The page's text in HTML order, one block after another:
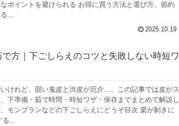
ポイントを避けられる お得に買う方法と選び方、節約
...
2025.10.19
方｜下ごしらえのコツと失敗しない時短ワ
けれど、固い鬼皮と渋皮が厄介…。この記事では皮がス
下準備・茹で時間・時短ワザ・保存までまとめて解説し
モンブランなどの下ごしらえにどうぞ目次 栗が剝きに
...